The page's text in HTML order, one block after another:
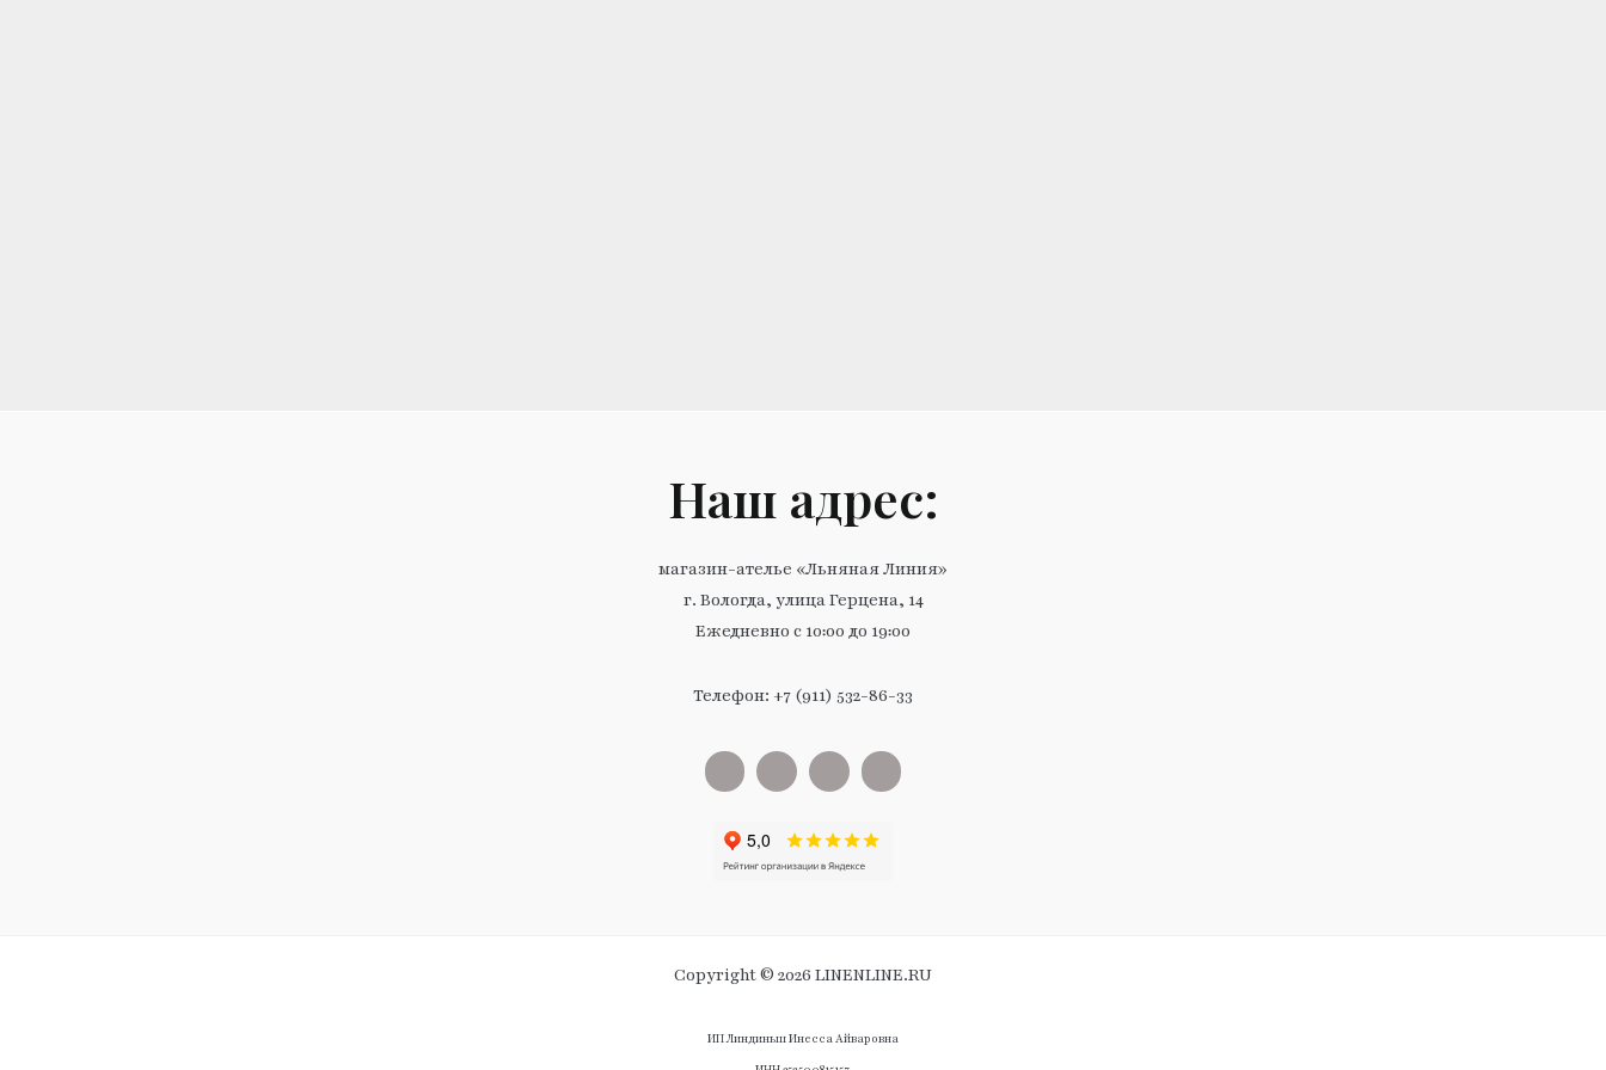
Наш адрес:
магазин-ателье «Льняная Линия»
г. Вологда, улица Герцена, 14
Ежедневно с 10:00 до 19:00
Телефон: +7 (911) 532-86-33
Copyright © 2026 LINENLINE.RU
ИП Линдиньш Инесса Айваровна